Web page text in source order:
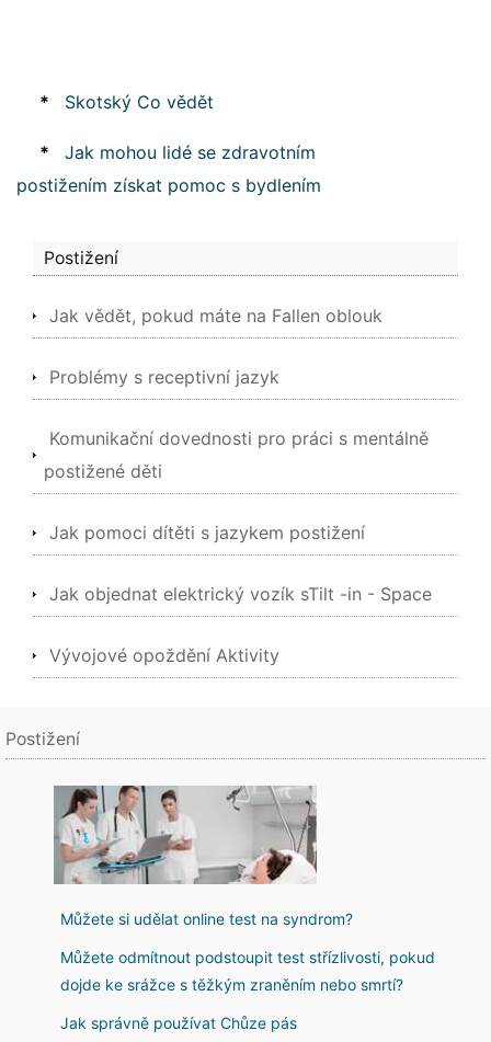
* Skotský Co vědět
*
Jak mohou lidé se zdravotním
postižením získat pomoc s bydlením
Postižení
Jak vědět, pokud máte na Fallen oblouk
Problémy s receptivní jazyk
Komunikační dovednosti pro práci s mentálně
postižené děti
Jak pomoci dítěti s jazykem postižení
Jak objednat elektrický vozík sTilt -in - Space
Vývojové opoždění Aktivity
Postižení
Můžete si udělat online test na syndrom?
Můžete odmítnout podstoupit test střízlivosti, pokud
dojde ke srážce s těžkým zraněním nebo smrtí?
Jak správně používat Chůze pás